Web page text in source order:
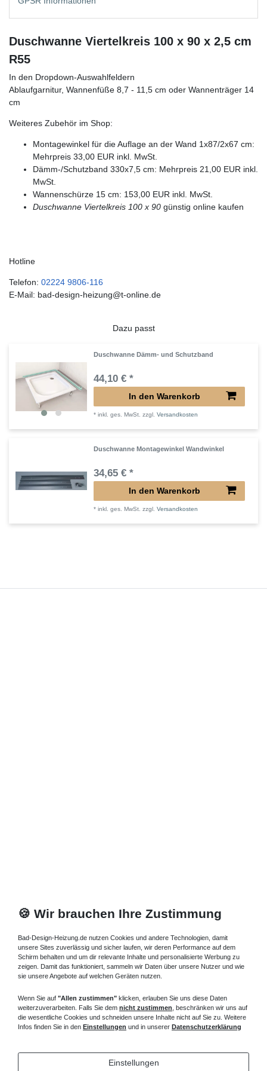
Duschwanne Viertelkreis 100 x 90 x 2,5 cm
R55
In den Dropdown-Auswahlfeldern
Ablaufgarnitur, Wannenfüße 8,7 - 11,5 cm oder Wannenträger 14
cm
Weiteres Zubehör im Shop:
Montagewinkel für die Auflage an der Wand 1x87/2x67 cm:
Mehrpreis 33,00 EUR inkl. MwSt.
Dämm-/Schutzband 330x7,5 cm: Mehrpreis 21,00 EUR inkl.
MwSt.
Wannenschürze 15 cm: 153,00 EUR inkl. MwSt.
Duschwanne Viertelkreis 100 x 90 günstig online kaufen
Hotline
Telefon: 02224 9806-116
E-Mail: bad-design-heizung@t-online.de
Dazu passt
Duschwanne Dämm- und Schutzband
44,10 € *
In den Warenkorb
*inkl. ges. MwSt. zzgl.Versandkosten
Duschwanne Montagewinkel Wandwinkel
34,65 € *
In den Warenkorb
*inkl. ges. MwSt. zzgl.Versandkosten
🍪 Wir brauchen Ihre Zustimmung
Bad-Design-Heizung.de nutzen Cookies und andere Technologien, damit
unsere Sites zuverlässig und sicher laufen, wir deren Performance auf dem
Schirm behalten und um dir relevante Inhalte und personalisierte Werbung zu
zeigen. Damit das funktioniert, sammeln wir Daten über unsere Nutzer und wie
sie unsere Angebote auf welchen Geräten nutzen.
Wenn Sie auf "Allen zustimmen" klicken, erlauben Sie uns diese Daten
weiterzuverarbeiten. Falls Sie dem nicht zustimmen , beschränken wir uns auf
die wesentliche Cookies und schneiden unsere Inhalte nicht auf Sie zu. Weitere
Infos finden Sie in den Einstellungen und in unserer Datenschutzerklärung
Einstellungen